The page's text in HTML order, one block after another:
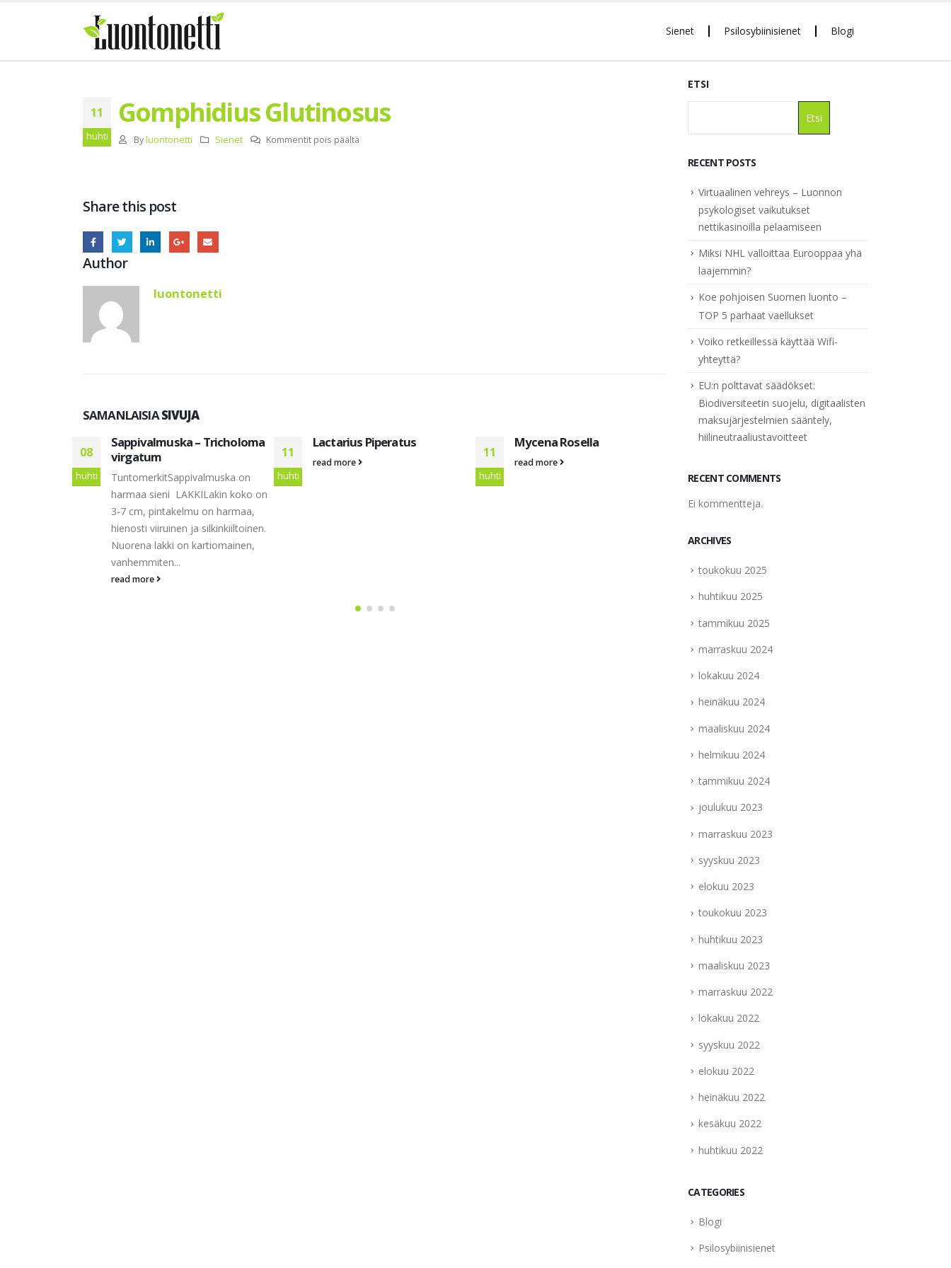
Sienet Psilosybiinisienet Blogi
11
huhti
Gomphidius Glutinosus
By luontonetti Sienet Kommentit pois päältä
Share this post
Author
luontonetti
SAMANLAISIASIVUJA
08
huhti
Sappivalmuska – Tricholoma
virgatum
TuntomerkitSappivalmuska on
harmaa sieni LAKKILakin koko on
3-7 cm, pintakelmu on harmaa,
hienosti viiruinen ja silkinkiiltoinen.
Nuorena lakki on kartiomainen,
vanhemmiten...
read more
11
huhti
Lactarius Piperatus
read more
11
huhti
Mycena Rosella
read more
huhti
Turjantatti – Suillus
TuntomerkitTurjantatti on
pillisieniLakkiLakki kasvaa 5-10 cm
Aluksi lakki on kupera, mutta
ETSI
Etsi
RECENT POSTS
Virtuaalinen vehreys – Luonnon
psykologiset vaikutukset
nettikasinoilla pelaamiseen
Miksi NHL valloittaa Eurooppaa yhä
laajemmin?
Koe pohjoisen Suomen luonto –
TOP 5 parhaat vaellukset
Voiko retkeillessä käyttää Wifi-
yhteyttä?
EU:n polttavat säädökset:
Biodiversiteetin suojelu, digitaalisten
maksujärjestelmien sääntely,
hiilineutraaliustavoitteet
RECENT COMMENTS
Ei kommentteja.
ARCHIVES
toukokuu 2025
huhtikuu 2025
tammikuu 2025
marraskuu 2024
lokakuu 2024
heinäkuu 2024
maaliskuu 2024
helmikuu 2024
tammikuu 2024
joulukuu 2023
marraskuu 2023
syyskuu 2023
elokuu 2023
toukokuu 2023
huhtikuu 2023
maaliskuu 2023
marraskuu 2022
lokakuu 2022
syyskuu 2022
elokuu 2022
heinäkuu 2022
kesäkuu 2022
huhtikuu 2022
CATEGORIES
Blogi
Psilosybiinisienet